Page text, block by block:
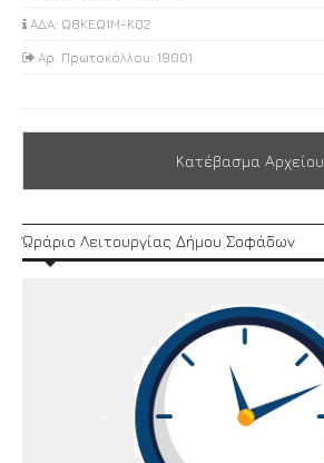
ΑΔΑ: Ω8ΚΕΩ1Μ-Κ02
Αρ. Πρωτοκόλλου: 19001
Κατέβασμα Αρχείου
Ώράριο Λειτουργίας Δήμου Σοφάδων